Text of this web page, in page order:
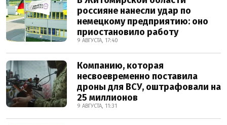
россияне нанесли удар по
немецкому предприятию: оно
приостановило работу
9 АВГУСТА, 17:40
Компанию, которая
несвоевременно поставила
дроны для ВСУ, оштрафовали на
25 миллионов
9 АВГУСТА, 11:31